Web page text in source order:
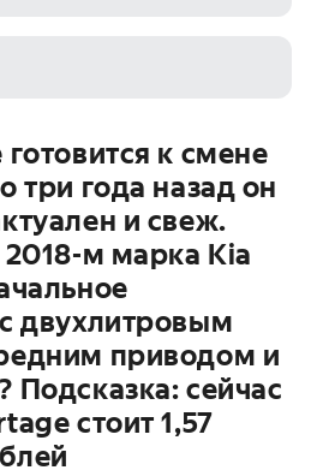
к смене
три года назад он
и свеж.
м марка Kia
двухлитровым
приводом и
Подсказка: сейчас
стоит 1,57